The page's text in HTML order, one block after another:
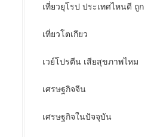
เที่ยวยุโรป ประเทศไหนดี ถูก
เที่ยวโตเกียว
เวย์โปรตีน เสียสุขภาพไหม
เศรษฐกิจจีน
เศรษฐกิจในปัจจุบัน